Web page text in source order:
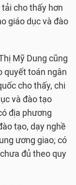
cho thấy hơn
giáo dục và đào
Mỹ Dung cũng
quyết toán ngân
cho thấy, chi
và đào tạo
địa phương
tạo, dạy nghề
ương giao; có
đủ theo quy